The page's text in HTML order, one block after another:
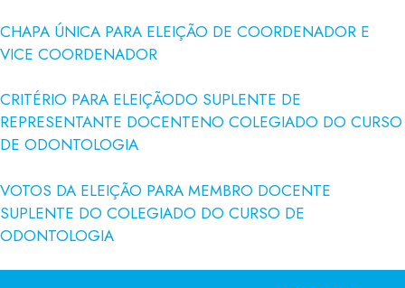
CHAPA ÚNICA PARA ELEIÇÃO DE COORDENADOR E
VICE COORDENADOR
CRITÉRIO PARA ELEIÇÃODO SUPLENTE DE
REPRESENTANTE DOCENTENO COLEGIADO DO CURSO
DE ODONTOLOGIA
VOTOS DA ELEIÇÃO PARA MEMBRO DOCENTE
SUPLENTE DO COLEGIADO DO CURSO DE
ODONTOLOGIA